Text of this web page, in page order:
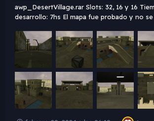
awp_DesertVillage.rar Slots: 32, 16 y 16
desarrollo: 7hs El mapa fue probado y no
función de jugar awp Descripción:
simple, se enfoca en el eje normal de los